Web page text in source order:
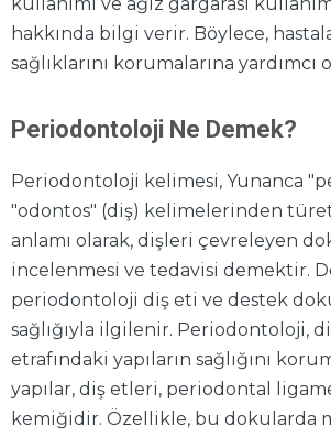
hakkında bilgi verir. Böylece,
sağlıklarını korumalarına yardımcı
Periodontoloji Ne Demek?
Periodontoloji kelimesi, Yunanca
"odontos" (diş) kelimelerinden
anlamı olarak, dişleri çevreleyen
incelenmesi ve tedavisi demektir.
periodontoloji diş eti ve destek
sağlığıyla ilgilenir. Periodontoloji,
etrafındaki yapıların sağlığını
yapılar, diş etleri, periodontal
kemiğidir. Özellikle, bu dokularda